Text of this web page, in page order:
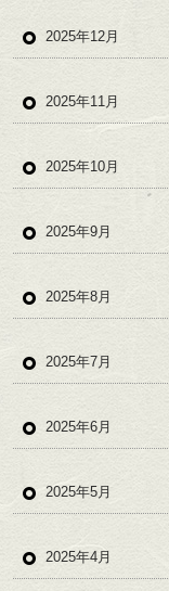
2025年12月
2025年11月
2025年10月
2025年9月
2025年8月
2025年7月
2025年6月
2025年5月
2025年4月